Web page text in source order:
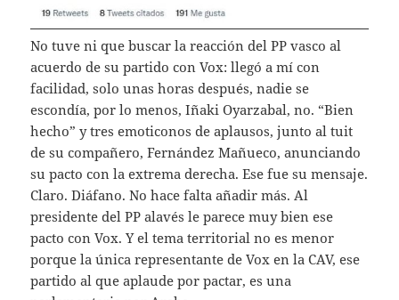
No tuve ni que buscar la reacción del PP vasco al
acuerdo de su partido con Vox: llegó a mí con
facilidad, solo unas horas después, nadie se
escondía, por lo menos, Iñaki Oyarzabal, no. “Bien
hecho” y tres emoticonos de aplausos, junto al tuit
de su compañero, Fernández Mañueco, anunciando
su pacto con la extrema derecha. Ese fue su mensaje.
Claro. Diáfano. No hace falta añadir más. Al
presidente del PP alavés le parece muy bien ese
pacto con Vox. Y el tema territorial no es menor
porque la única representante de Vox en la CAV, ese
partido al que aplaude por pactar, es una